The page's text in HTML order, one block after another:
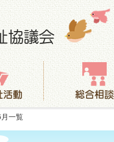
総合相談
一覧